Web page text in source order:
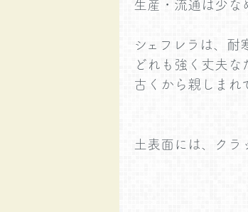
シェフレラは、耐
どれも強く丈夫な
古くから親しまれ
土表面には、クラ